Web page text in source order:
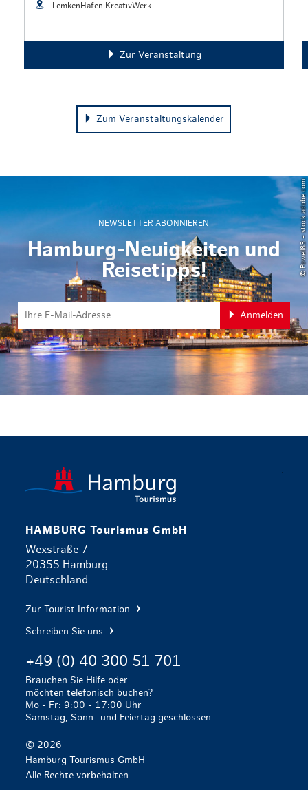
LemkenHafen KreativWerk
Zur Veranstaltung
Zum Veranstaltungskalender
NEWSLETTER ABONNIEREN
Hamburg-Neuigkeiten und
Reisetipps!
Anmelden
© Powell83 – stock.adobe.com
HAMBURG Tourismus GmbH
Wexstraße 7
20355 Hamburg
Deutschland
Zur Tourist Information
Schreiben Sie uns
+49 (0) 40 300 51 701
Brauchen Sie Hilfe oder
möchten telefonisch buchen?
Mo - Fr: 9:00 - 17:00 Uhr
Samstag, Sonn- und Feiertag geschlossen
© 2026
Hamburg Tourismus GmbH
Alle Rechte vorbehalten